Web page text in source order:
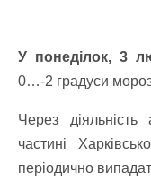
У понеділок, 3
0…-2 градуси
Через
частині
періодично